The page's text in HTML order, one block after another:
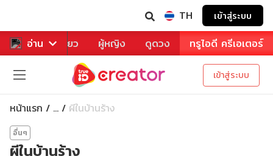
TH เข้าสู่ระบบ
อ่าน
หาร ท่องเที่ยว ผู้หญิง ดูดวง ทรูไอดี ครีเอเตอร์
เข้าสู่ระบบ
หน้าแรก ... ผีในบ้านร้าง
อื่นๆ
ผีในบ้านร้าง